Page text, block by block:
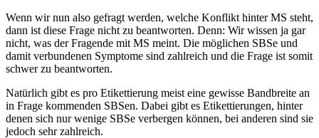
Wenn wir nun also gefragt werden, welche Konflikt hinter MS steht,
dann ist diese Frage nicht zu beantworten. Denn: Wir wissen ja gar
nicht, was der Fragende mit MS meint. Die möglichen SBSe und
damit verbundenen Symptome sind zahlreich und die Frage ist somit
schwer zu beantworten.
Natürlich gibt es pro Etikettierung meist eine gewisse Bandbreite an
in Frage kommenden SBSen. Dabei gibt es Etikettierungen, hinter
denen sich nur wenige SBSe verbergen können, bei anderen sind sie
jedoch sehr zahlreich.